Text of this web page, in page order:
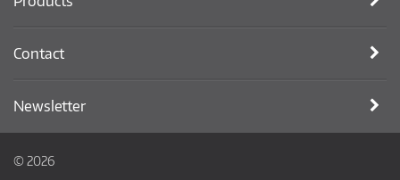
Contact
Newsletter
© 2026